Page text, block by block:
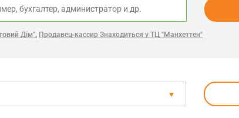
Дім", Продавец-кассир Знаходиться у ТЦ "Манхеттен"